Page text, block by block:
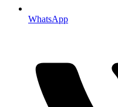
WhatsApp